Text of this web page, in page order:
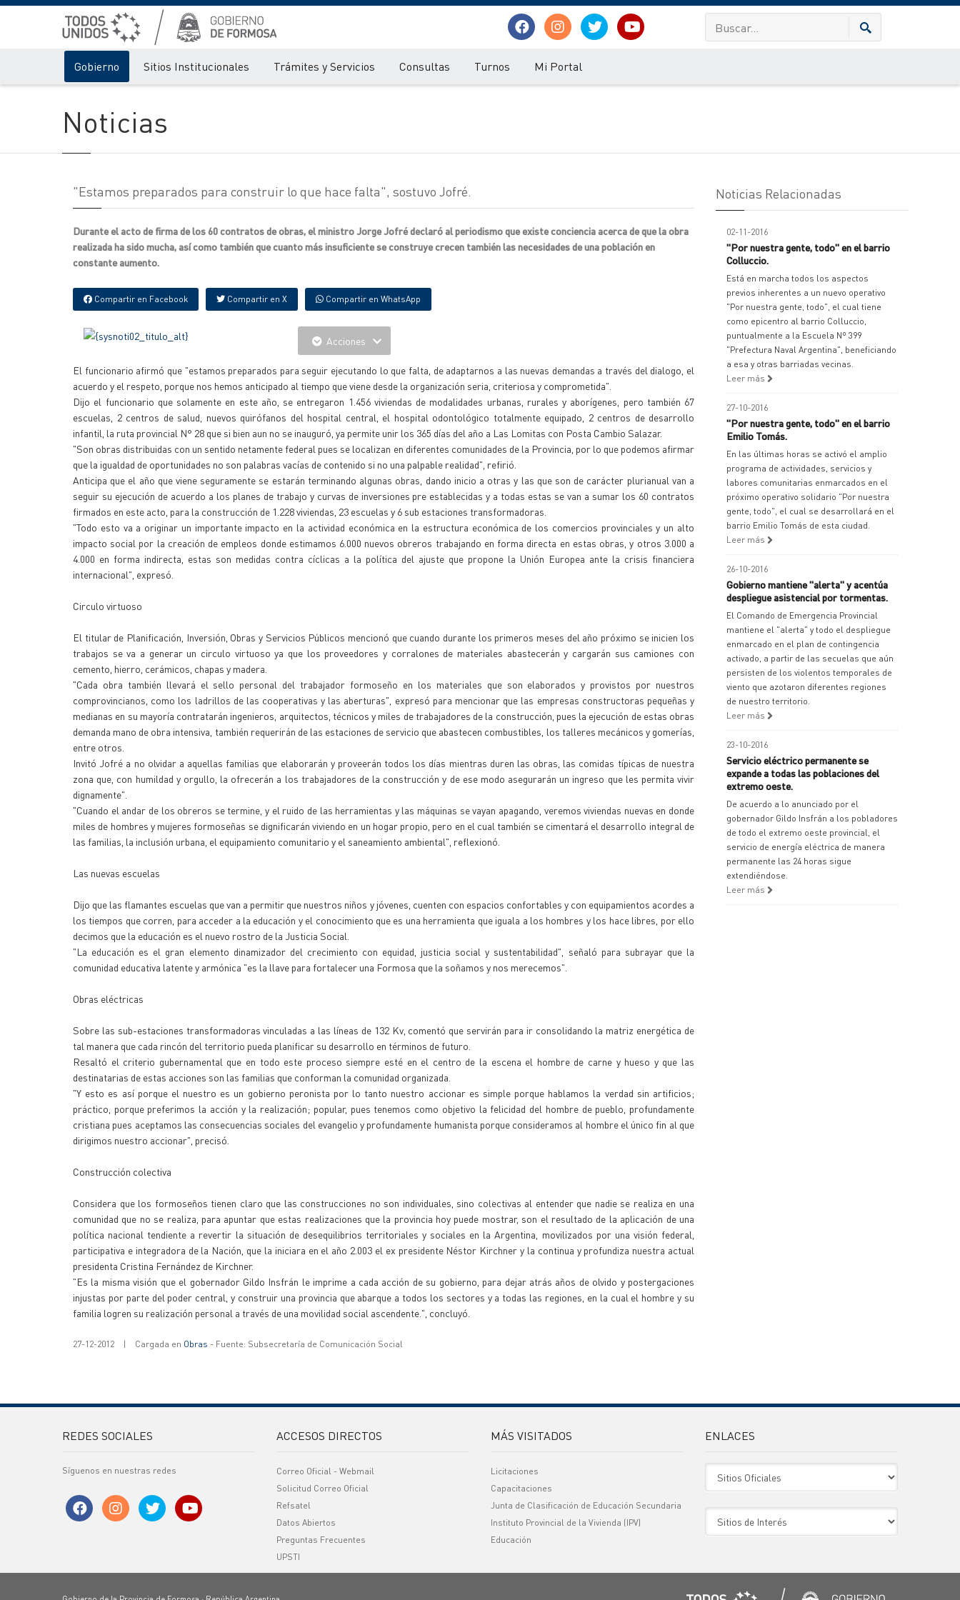
Gobierno Sitios Institucionales Trámites y Servicios Consultas Turnos Mi Portal
Noticias
"Estamos preparados para construir lo que hace falta", sostuvo Jofré.
Durante el acto de firma de los 60 contratos de obras, el ministro Jorge Jofré declaró al periodismo que existe conciencia acerca de que la obra
realizada ha sido mucha, así como también que cuanto más insuficiente se construye crecen también las necesidades de una población en
constante aumento.
Compartir en Facebook Compartir en X Compartir en WhatsApp
Acciones
El funcionario afirmó que "estamos preparados para seguir ejecutando lo que falta, de adaptarnos a las nuevas demandas a través del dialogo, el
acuerdo y el respeto, porque nos hemos anticipado al tiempo que viene desde la organización seria, criteriosa y comprometida".
Dijo el funcionario que solamente en este año, se entregaron 1.456 viviendas de modalidades urbanas, rurales y aborígenes, pero también 67
escuelas, 2 centros de salud, nuevos quirófanos del hospital central, el hospital odontológico totalmente equipado, 2 centros de desarrollo
infantil, la ruta provincial N° 28 que si bien aun no se inauguró, ya permite unir los 365 días del año a Las Lomitas con Posta Cambio Salazar.
"Son obras distribuidas con un sentido netamente federal pues se localizan en diferentes comunidades de la Provincia, por lo que podemos afirmar
que la igualdad de oportunidades no son palabras vacías de contenido si no una palpable realidad", refirió.
Anticipa que el año que viene seguramente se estarán terminando algunas obras, dando inicio a otras y las que son de carácter plurianual van a
seguir su ejecución de acuerdo a los planes de trabajo y curvas de inversiones pre establecidas y a todas estas se van a sumar los 60 contratos
firmados en este acto, para la construcción de 1.228 viviendas, 23 escuelas y 6 sub estaciones transformadoras.
"Todo esto va a originar un importante impacto en la actividad económica en la estructura económica de los comercios provinciales y un alto
impacto social por la creación de empleos donde estimamos 6.000 nuevos obreros trabajando en forma directa en estas obras, y otros 3.000 a
4.000 en forma indirecta, estas son medidas contra cíclicas a la política del ajuste que propone la Unión Europea ante la crisis financiera
internacional", expresó.
Circulo virtuoso
El titular de Planificación, Inversión, Obras y Servicios Públicos mencionó que cuando durante los primeros meses del año próximo se inicien los
trabajos se va a generar un circulo virtuoso ya que los proveedores y corralones de materiales abastecerán y cargarán sus camiones con
cemento, hierro, cerámicos, chapas y madera.
"Cada obra también llevará el sello personal del trabajador formoseño en los materiales que son elaborados y provistos por nuestros
comprovincianos, como los ladrillos de las cooperativas y las aberturas", expresó para mencionar que las empresas constructoras pequeñas y
medianas en su mayoría contratarán ingenieros, arquitectos, técnicos y miles de trabajadores de la construcción, pues la ejecución de estas obras
demanda mano de obra intensiva, también requerirán de las estaciones de servicio que abastecen combustibles, los talleres mecánicos y gomerías,
entre otros.
Invitó Jofré a no olvidar a aquellas familias que elaborarán y proveerán todos los días mientras duren las obras, las comidas típicas de nuestra
zona que, con humildad y orgullo, la ofrecerán a los trabajadores de la construcción y de ese modo asegurarán un ingreso que les permita vivir
dignamente".
"Cuando el andar de los obreros se termine, y el ruido de las herramientas y las máquinas se vayan apagando, veremos viviendas nuevas en donde
miles de hombres y mujeres formoseñas se dignificarán viviendo en un hogar propio, pero en el cual también se cimentará el desarrollo integral de
las familias, la inclusión urbana, el equipamiento comunitario y el saneamiento ambiental", reflexionó.
Las nuevas escuelas
Dijo que las flamantes escuelas que van a permitir que nuestros niños y jóvenes, cuenten con espacios confortables y con equipamientos acordes a
los tiempos que corren, para acceder a la educación y el conocimiento que es una herramienta que iguala a los hombres y los hace libres, por ello
decimos que la educación es el nuevo rostro de la Justicia Social.
"La educación es el gran elemento dinamizador del crecimiento con equidad, justicia social y sustentabilidad", señaló para subrayar que la
comunidad educativa latente y armónica "es la llave para fortalecer una Formosa que la soñamos y nos merecemos".
Obras eléctricas
Sobre las sub-estaciones transformadoras vinculadas a las líneas de 132 Kv, comentó que servirán para ir consolidando la matriz energética de
tal manera que cada rincón del territorio pueda planificar su desarrollo en términos de futuro.
Resaltó el criterio gubernamental que en todo este proceso siempre esté en el centro de la escena el hombre de carne y hueso y que las
destinatarias de estas acciones son las familias que conforman la comunidad organizada.
"Y esto es así porque el nuestro es un gobierno peronista por lo tanto nuestro accionar es simple porque hablamos la verdad sin artificios;
práctico, porque preferimos la acción y la realización; popular, pues tenemos como objetivo la felicidad del hombre de pueblo, profundamente
cristiana pues aceptamos las consecuencias sociales del evangelio y profundamente humanista porque consideramos al hombre el único fin al que
dirigimos nuestro accionar", precisó.
Construcción colectiva
Considera que los formoseños tienen claro que las construcciones no son individuales, sino colectivas al entender que nadie se realiza en una
comunidad que no se realiza, para apuntar que estas realizaciones que la provincia hoy puede mostrar, son el resultado de la aplicación de una
política nacional tendiente a revertir la situación de desequilibrios territoriales y sociales en la Argentina, movilizados por una visión federal,
participativa e integradora de la Nación, que la iniciara en el año 2.003 el ex presidente Néstor Kirchner y la continua y profundiza nuestra actual
presidenta Cristina Fernández de Kirchner.
"Es la misma visión que el gobernador Gildo Insfrán le imprime a cada acción de su gobierno, para dejar atrás años de olvido y postergaciones
injustas por parte del poder central, y construir una provincia que abarque a todos los sectores y a todas las regiones, en la cual el hombre y su
familia logren su realización personal a través de una movilidad social ascendente.", concluyó.
27-12-2012 | Cargada en Obras - Fuente: Subsecretaría de Comunicación Social
Noticias Relacionadas
02-11-2016
"Por nuestra gente, todo" en el barrio
Colluccio.
Está en marcha todos los aspectos
previos inherentes a un nuevo operativo
"Por nuestra gente, todo", el cual tiene
como epicentro al barrio Colluccio,
puntualmente a la Escuela Nº 399
"Prefectura Naval Argentina", beneficiando
a esa y otras barriadas vecinas.
Leer más
27-10-2016
"Por nuestra gente, todo" en el barrio
Emilio Tomás.
En las últimas horas se activó el amplio
programa de actividades, servicios y
labores comunitarias enmarcados en el
próximo operativo solidario "Por nuestra
gente, todo", el cual se desarrollará en el
barrio Emilio Tomás de esta ciudad.
Leer más
26-10-2016
Gobierno mantiene "alerta" y acentúa
despliegue asistencial por tormentas.
El Comando de Emergencia Provincial
mantiene el "alerta" y todo el despliegue
enmarcado en el plan de contingencia
activado, a partir de las secuelas que aún
persisten de los violentos temporales de
viento que azotaron diferentes regiones
de nuestro territorio.
Leer más
23-10-2016
Servicio eléctrico permanente se
expande a todas las poblaciones del
extremo oeste.
De acuerdo a lo anunciado por el
gobernador Gildo Insfrán a los pobladores
de todo el extremo oeste provincial, el
servicio de energía eléctrica de manera
permanente las 24 horas sigue
extendiéndose.
Leer más
REDES SOCIALES
Síguenos en nuestras redes
ACCESOS DIRECTOS
Correo Oficial - Webmail
Solicitud Correo Oficial
Refsatel
Datos Abiertos
Preguntas Frecuentes
UPSTI
MÁS VISITADOS
Licitaciones
Capacitaciones
Junta de Clasificación de Educación Secundaria
Instituto Provincial de la Vivienda (IPV)
Educación
ENLACES